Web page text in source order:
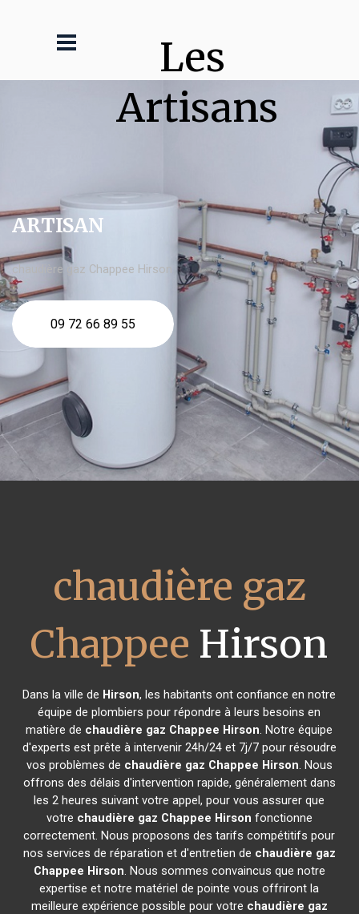
Les
Artisans
ARTISAN
chaudière gaz Chappee Hirson
09 72 66 89 55
chaudière gaz
Chappee Hirson
Dans la ville de Hirson, les habitants ont confiance en notre
équipe de plombiers pour répondre à leurs besoins en
matière de chaudière gaz Chappee Hirson. Notre équipe
d'experts est prête à intervenir 24h/24 et 7j/7 pour résoudre
vos problèmes de chaudière gaz Chappee Hirson. Nous
offrons des délais d'intervention rapide, généralement dans
les 2 heures suivant votre appel, pour vous assurer que
votre chaudière gaz Chappee Hirson fonctionne
correctement. Nous proposons des tarifs compétitifs pour
nos services de réparation et d'entretien de chaudière gaz
Chappee Hirson. Nous sommes convaincus que notre
expertise et notre matériel de pointe vous offriront la
meilleure expérience possible pour votre chaudière gaz